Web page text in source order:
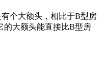
个大额头，相比于B型房
的大额头能直接比B型房